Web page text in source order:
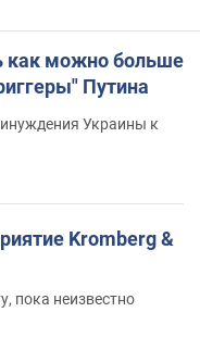
как можно больше
Путина
Украины к
Kromberg &
пока неизвестно